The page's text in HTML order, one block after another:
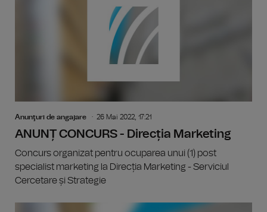
Anunţuri de angajare 26 Mai 2022, 17:21
ANUNȚ CONCURS - Direcția Marketing
Concurs organizat pentru ocuparea unui (1) post
specialist marketing la Direcția Marketing - Serviciul
Cercetare și Strategie